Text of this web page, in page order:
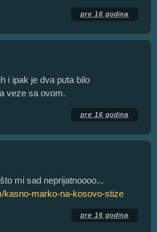
pre 16 godina
i ipak je dva puta bilo
veze sa ovom.
pre 16 godina
mi sad neprijatnoooo...
kasno-marko-na-kosovo-stize
pre 16 godina